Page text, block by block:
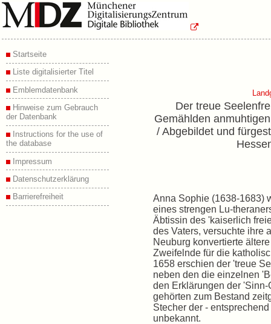
Startseite
Liste digitalisierter Titel
Emblemdatenbank
Hinweise zum Gebrauch
der Datenbank
Instructions for the use of
the database
Impressum
Datenschutzerklärung
Barrierefreiheit
Der treue
Gemählden
/ Abgebildet und
Anna Sophie (1638-1683)
eines strengen Lu-
Äbtissin des 'kaiserlich
des Vaters, versuchte ihre
Neuburg konvertierte
Zweifelnde für die
1658 erschien der 'treue
neben den die einzelnen
den Erklärungen der
gehörten zum Bestand
Stecher der -
unbekannt.